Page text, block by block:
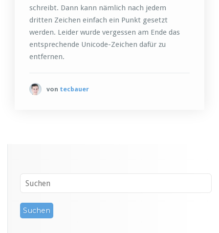
schreibt. Dann kann nämlich nach jedem
dritten Zeichen einfach ein Punkt gesetzt
werden. Leider wurde vergessen am Ende das
entsprechende Unicode-Zeichen dafür zu
entfernen.
von tecbauer